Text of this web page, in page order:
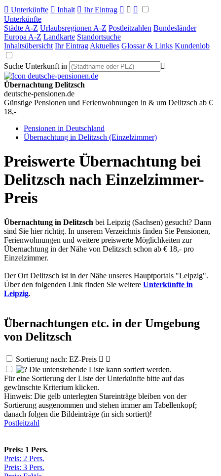
 Unterkünfte  Inhalt  Ihr Eintrag   
Unterkünfte
Städte A-Z Urlaubsregionen A-Z Postleitzahlen Bundesländer
Europa A-Z Landkarte Standortsuche
Inhaltsübersicht Ihr Eintrag Aktuelles Glossar & Links Kundenlob
Suche Unterkunft in 
Übernachtung Delitzsch
deutsche-pensionen.de
Günstige Pensionen und Ferienwohnungen in & um Delitzsch ab €
18,-
Pensionen in Deutschland
Übernachtung in Delitzsch (Einzelzimmer)
Preiswerte Übernachtung bei
Delitzsch nach Einzelzimmer-
Preis
Übernachtung in Delitzsch bei Leipzig (Sachsen) gesucht? Dann
sind Sie hier richtig. In unserem Verzeichnis finden Sie Pensionen,
Ferienwohnungen und weitere preiswerte Möglichkeiten zur
Übernachtung in der Nähe von Delitzsch schon ab € 18,- pro
Einzelzimmer.
Der Ort Delitzsch ist in der Nähe unseres Hauptportals "Leipzig".
Über den folgenden Link finden Sie weitere Unterkünfte in
Leipzig.
Übernachtungen etc. in der Umgebung
von Delitzsch
Sortierung nach: EZ-Preis  
Die untenstehende Liste kann sortiert werden.
Für eine Sortierung der Liste der Unterkünfte bitte auf das
gewünschte Kriterium klicken.
Hinweis: Die gelb unterlegten Stareinträge bleiben von der
Sortierung ausgenommen und stehen immer am Tabellenkopf;
danach folgen die Bildeinträge (in sich sortiert)!
Postleitzahl
Preis: 1 Pers.
Preis: 2 Pers.
Preis: 3 Pers.